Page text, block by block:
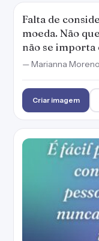
Falta de
moeda. Não
não se importa
— Marianna Moreno
Criar imagem